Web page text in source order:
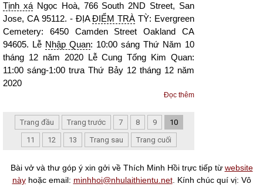
Tịnh xáNgọc Hoà, 766 South 2ND Street, San
Jose, CA 95112. - ĐỊAĐIỂM TRÀ TỲ: Evergreen
Cemetery: 6450 Camden Street Oakland CA
94605. Lễ Nhập Quan: 10:00 sáng Thứ Năm 10
tháng 12 năm 2020 Lễ Cung Tống Kim Quan:
11:00 sáng-1:00 trưa Thứ Bảy 12 tháng 12 năm
2020
Đọc thêm
Trang đầu Trang trước 7 8 9
10
11
12 13 Trang sau Trang cuối
Bài vở và thư góp ý xin gởi về Thích Minh Hồi trực tiếp từ website
nàyhoặc email: minhhoi@nhulaithientu.net. Kính chúc quí vị: Vô